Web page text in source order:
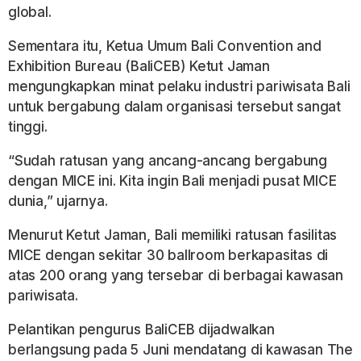
global.
Sementara itu, Ketua Umum Bali Convention and
Exhibition Bureau (BaliCEB) Ketut Jaman
mengungkapkan minat pelaku industri pariwisata Bali
untuk bergabung dalam organisasi tersebut sangat
tinggi.
“Sudah ratusan yang ancang-ancang bergabung
dengan MICE ini. Kita ingin Bali menjadi pusat MICE
dunia,” ujarnya.
Menurut Ketut Jaman, Bali memiliki ratusan fasilitas
MICE dengan sekitar 30 ballroom berkapasitas di
atas 200 orang yang tersebar di berbagai kawasan
pariwisata.
Pelantikan pengurus BaliCEB dijadwalkan
berlangsung pada 5 Juni mendatang di kawasan The